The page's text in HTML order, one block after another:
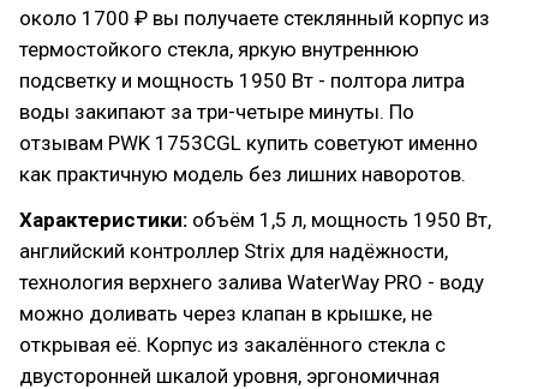
около 1700 ₽ вы получаете стеклянный корпус из
термостойкого стекла, яркую внутреннюю
подсветку и мощность 1950 Вт - полтора литра
воды закипают за три-четыре минуты. По
отзывам PWK 1753CGL купить советуют именно
как практичную модель без лишних наворотов.
Характеристики: объём 1,5 л, мощность 1950 Вт,
английский контроллер Strix для надёжности,
технология верхнего залива WaterWay PRO - воду
можно доливать через клапан в крышке, не
открывая её. Корпус из закалённого стекла с
двусторонней шкалой уровня, эргономичная